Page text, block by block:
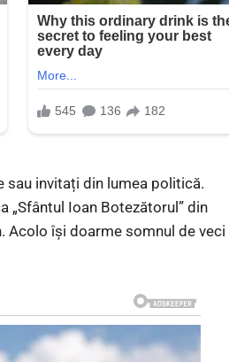
sau invitați din lumea politică.
„Sfântul Ioan Botezătorul” din
Acolo își doarme somnul de veci